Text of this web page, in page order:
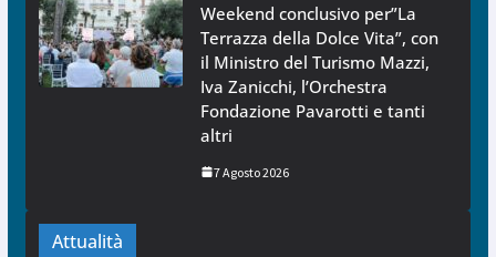
Weekend conclusivo per”La
Terrazza della Dolce Vita”, con
il Ministro del Turismo Mazzi,
Iva Zanicchi, l’Orchestra
Fondazione Pavarotti e tanti
altri
7 Agosto 2026
Attualità